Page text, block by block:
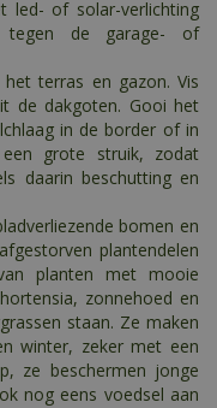
led- of solar-verlichting
tegen de garage- of
terras en gazon. Vis
de dakgoten. Gooi het
in de border of in
grote struik, zodat
daarin beschutting en
bomen en
plantendelen
planten met mooie
zonnehoed en
staan. Ze maken
winter, zeker met een
ze beschermen jonge
nog eens voedsel aan